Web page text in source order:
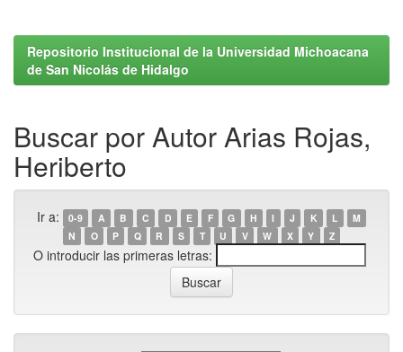
Repositorio Institucional de la Universidad Michoacana
de San Nicolás de Hidalgo
Buscar por Autor Arias Rojas,
Heriberto
Ir a: 0-9 A B C D E F G H I J K L
M
N
O P Q R S T U V W X Y Z
O introducir las primeras letras: